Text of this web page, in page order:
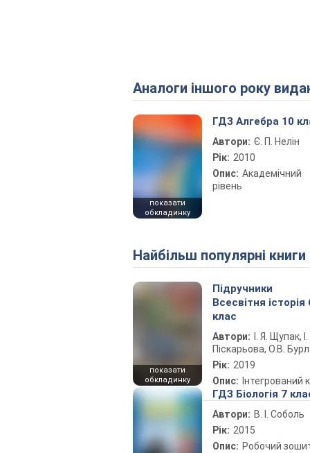
Аналоги іншого року
показати
обкладинку
ГДЗ Алгебра 10
Автори: Є. П. Нелін
Рік: 2010
Опис: Академічний
рівень
Найбільш популярні книги
показати
обкладинку
Підручники
Всесвітня історія
клас
Автори:
І. Я. Щупак,
Піскарьова, О.В.
Рік: 2019
Опис: Інтегрований
ГДЗ Біологія 7
Автори: В. І. Соболь
Рік: 2015
Опис: Робочий